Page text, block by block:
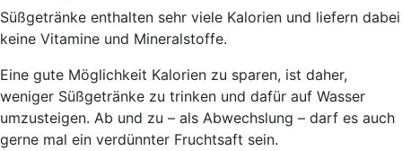
Süßgetränke enthalten sehr viele Kalorien und liefern dabei
keine Vitamine und Mineralstoffe.
Eine gute Möglichkeit Kalorien zu sparen, ist daher,
weniger Süßgetränke zu trinken und dafür auf Wasser
umzusteigen. Ab und zu – als Abwechslung – darf es auch
gerne mal ein verdünnter Fruchtsaft sein.